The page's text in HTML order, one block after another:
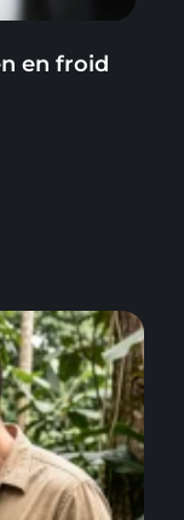
en froid